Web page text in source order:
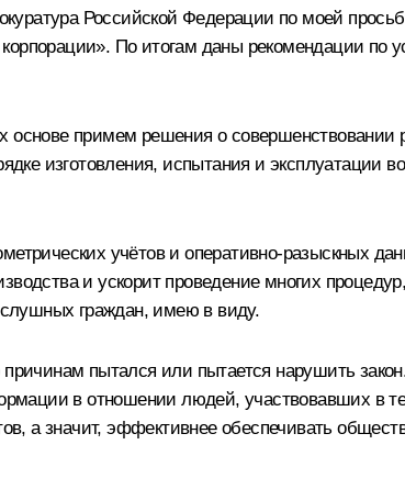
Российской Федерации по моей
По итогам даны рекомендации по
примем решения о совершенствовании
изготовления, испытания и эксплуатации
учётов и оперативно-разыскных
и ускорит проведение многих
граждан, имею в виду.
пытался или пытается нарушить
в отношении людей, участвовавших в
а значит, эффективнее обеспечивать